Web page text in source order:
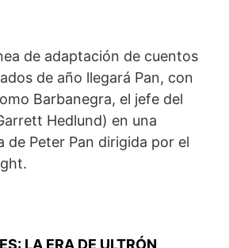
de adaptación de cuentos
de año llegará Pan, con
Barbanegra, el jefe del
Hedlund) en una
de Peter Pan dirigida por el